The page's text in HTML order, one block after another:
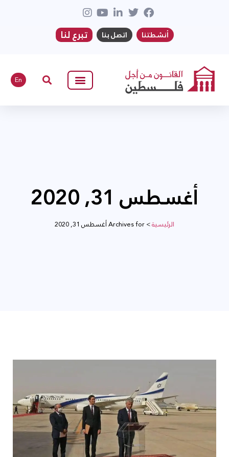
أنشطتنا اتصل بنا تبرع لنا
En
أغسطس 31, 2020
الرئيسية>Archives for أغسطس 31, 2020